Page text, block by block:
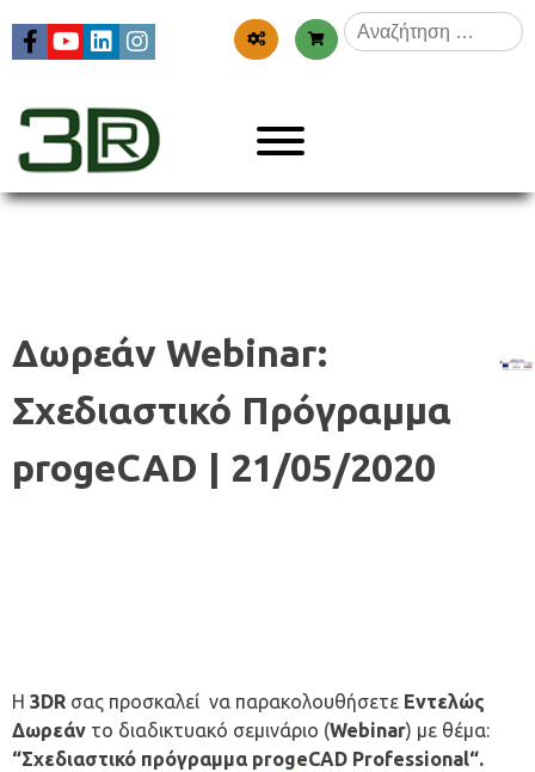
Αναζήτηση
για:
3dr
Δωρεάν Webinar:
Σχεδιαστικό Πρόγραμμα
progeCAD | 21/05/2020
Η 3DR σας προσκαλεί να παρακολουθήσετε Εντελώς
Δωρεάν το διαδικτυακό σεμινάριο (Webinar) με θέμα:
“Σχεδιαστικό πρόγραμμα progeCAD Professional“.